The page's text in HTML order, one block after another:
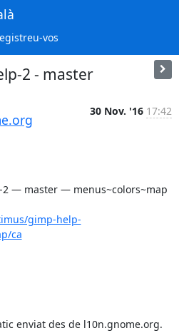
vos
2 - master
30 Nov. '16 17:42
— master — menus~colors~map
gimp-help-
ca
enviat des de l10n.gnome.org.